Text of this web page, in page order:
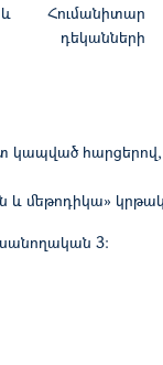
և
Հումանիտար
դեկանների
կապված հարցերով,
և մեթոդիկա»
3: